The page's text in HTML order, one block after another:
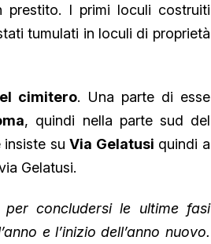
I primi loculi costruiti
tumulati in loculi di proprietà
cimitero. Una parte di esse
, quindi nella parte sud del
insiste suVia Gelatusi quindi a
Gelatusi.
per concludersi le ultime fasi
e l’inizio dell’anno nuovo.